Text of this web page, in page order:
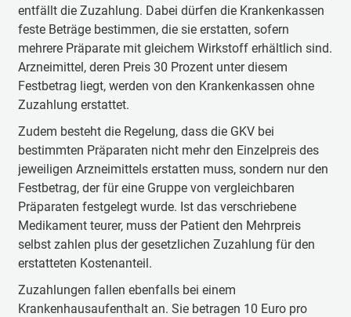
entfällt die Zuzahlung. Dabei dürfen die Krankenkassen
feste Beträge bestimmen, die sie erstatten, sofern
mehrere Präparate mit gleichem Wirkstoff erhältlich sind.
Arzneimittel, deren Preis 30 Prozent unter diesem
Festbetrag liegt, werden von den Krankenkassen ohne
Zuzahlung erstattet.
Zudem besteht die Regelung, dass die GKV bei
bestimmten Präparaten nicht mehr den Einzelpreis des
jeweiligen Arzneimittels erstatten muss, sondern nur den
Festbetrag, der für eine Gruppe von vergleichbaren
Präparaten festgelegt wurde. Ist das verschriebene
Medikament teurer, muss der Patient den Mehrpreis
selbst zahlen plus der gesetzlichen Zuzahlung für den
erstatteten Kostenanteil.
Zuzahlungen fallen ebenfalls bei einem
Krankenhausaufenthalt an. Sie betragen 10 Euro pro